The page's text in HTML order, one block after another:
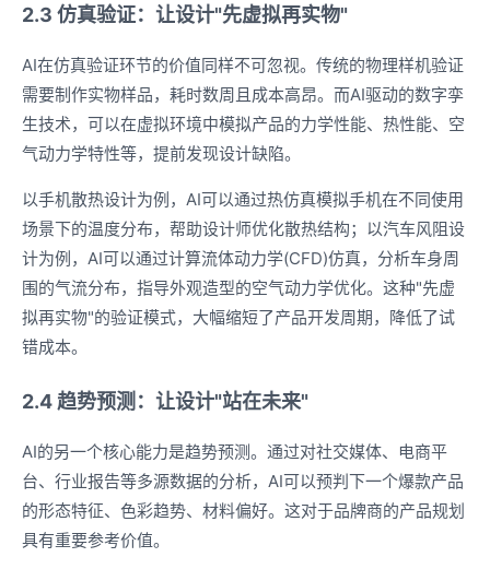
2.3 仿真验证：让设计"先虚拟再实物"
AI在仿真验证环节的价值同样不可忽视。传统的物理样机验证
需要制作实物样品，耗时数周且成本高昂。而AI驱动的数字孪
生技术，可以在虚拟环境中模拟产品的力学性能、热性能、空
气动力学特性等，提前发现设计缺陷。
以手机散热设计为例，AI可以通过热仿真模拟手机在不同使用
场景下的温度分布，帮助设计师优化散热结构；以汽车风阻设
计为例，AI可以通过计算流体动力学(CFD)仿真，分析车身周
围的气流分布，指导外观造型的空气动力学优化。这种"先虚
拟再实物"的验证模式，大幅缩短了产品开发周期，降低了试
错成本。
2.4 趋势预测：让设计"站在未来"
AI的另一个核心能力是趋势预测。通过对社交媒体、电商平
台、行业报告等多源数据的分析，AI可以预判下一个爆款产品
的形态特征、色彩趋势、材料偏好。这对于品牌商的产品规划
具有重要参考价值。